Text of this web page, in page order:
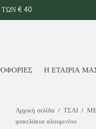
€ 40
Η ΕΤΑΙΡΙΑ
Αρχική σελίδα / ΤΣΑΙ /
φακελάκια αλουμινίου